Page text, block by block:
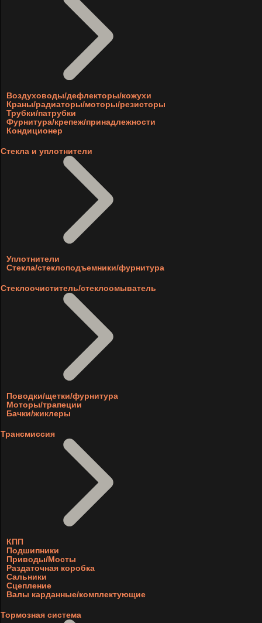
Воздуховоды/дефлекторы/кожухи
Краны/радиаторы/моторы/резисторы
Трубки/патрубки
Фурнитура/крепеж/принадлежности
Кондиционер
Стекла и уплотнители
Уплотнители
Стекла/стеклоподъемники/фурнитура
Стеклоочиститель/стеклоомыватель
Поводки/щетки/фурнитура
Моторы/трапеции
Бачки/жиклеры
Трансмиссия
КПП
Подшипники
Приводы/Мосты
Раздаточная коробка
Сальники
Сцепление
Валы карданные/комплектующие
Тормозная система